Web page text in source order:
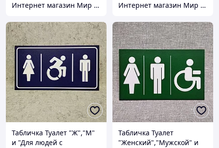
Интернет магазин Мир стендов. Товары из Украины Интернет магазин Мир стендов. Товары из Украины
Табличка Туалет "Ж","М"
и "Для людей с
Табличка Туалет
"Женский","Мужской" и